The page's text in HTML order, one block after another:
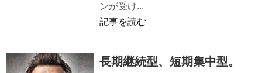
ンが受け...
記事を読む
長期継続型、短期集中型。